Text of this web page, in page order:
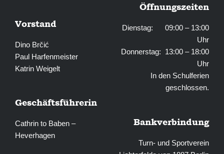
Vorstand
Dino Brčić
Paul Harfenmeister
Katrin Weigelt
Geschäftsführerin
Cathrin to Baben –
Heverhagen
Öffnungszeiten
Dienstag: 09:00 – 13:00
Uhr
Donnerstag: 13:00 – 18:00
Uhr
In den Schulferien
geschlossen.
Bankverbindung
Turn- und Sportverein